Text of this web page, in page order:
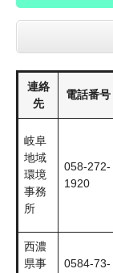
連絡
先
電話番号
岐阜
地域
環境
事務
所
058-272-
1920
西濃
県事
0584-73-